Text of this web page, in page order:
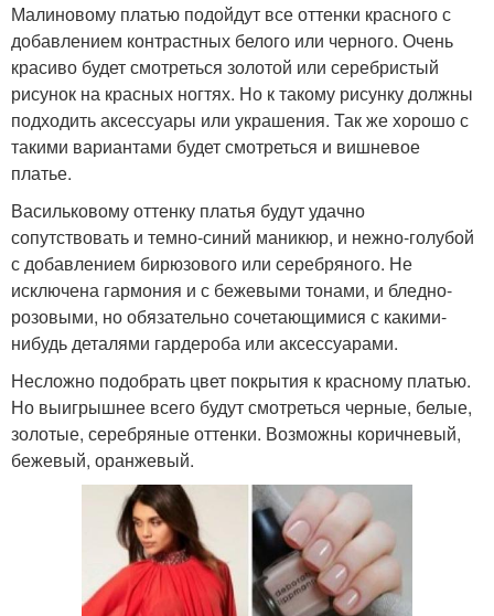
Малиновому платью подойдут все оттенки красного с
добавлением контрастных белого или черного. Очень
красиво будет смотреться золотой или серебристый
рисунок на красных ногтях. Но к такому рисунку должны
подходить аксессуары или украшения. Так же хорошо с
такими вариантами будет смотреться и вишневое
платье.
Васильковому оттенку платья будут удачно
сопутствовать и темно-синий маникюр, и нежно-голубой
с добавлением бирюзового или серебряного. Не
исключена гармония и с бежевыми тонами, и бледно-
розовыми, но обязательно сочетающимися с какими-
нибудь деталями гардероба или аксессуарами.
Несложно подобрать цвет покрытия к красному платью.
Но выигрышнее всего будут смотреться черные, белые,
золотые, серебряные оттенки. Возможны коричневый,
бежевый, оранжевый.